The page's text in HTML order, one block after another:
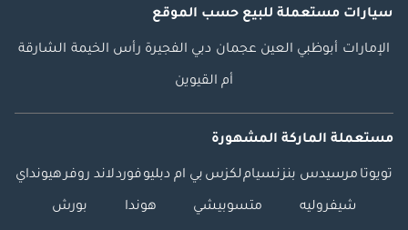
سيارات مستعملة للبيع حسب الموقع
الإمارات أبوظبي العين عجمان دبي الفجيرة رأس الخيمة الشارقة
أم القيوين
مستعملة الماركة المشهورة
تويوتا مرسيدس بنزنسياملكزس بي ام دبليوفوردلاند روفرهيونداي
شيفروليه متسوبيشي هوندا بورش